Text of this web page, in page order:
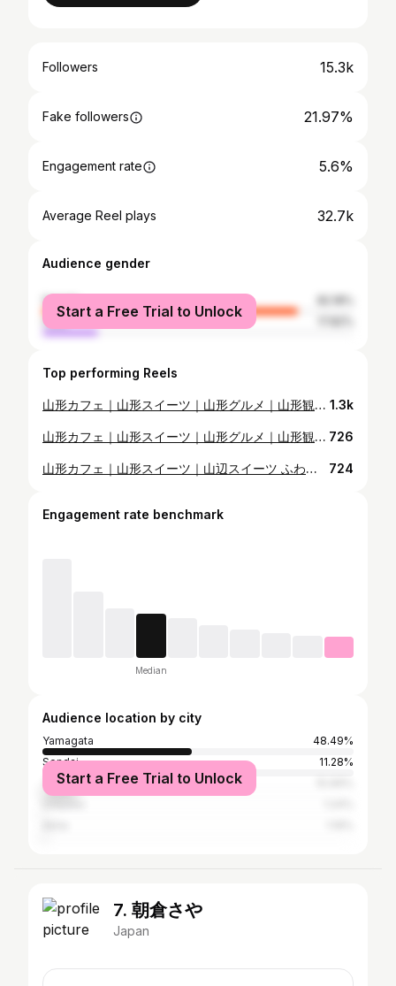
Followers 15.3k
Fake followers 21.97%
Engagement rate 5.6%
Average Reel plays 32.7k
Audience gender
female
male
Start a Free Trial to Unlock
Top performing Reels
山形カフェ｜山形スイーツ｜山形グルメ｜山形観光 【保存版】山形県で4月に食べた、おすすめスイーツ14選 今回は4月に食べた絶品スイーツを厳選してご紹介。 今月は春と夏、両方の顔を持つスイーツに沢山出会えた1ヶ月でした。 今回ご紹介する14選はこちら👇 🏔️ 絶景を楽しむリゾートカフェ（山形市） 🍓 果実味溢れるパティスリーのアイス（河北町） 🍩 夜限定の焼きドーナツ専門店（寒河江） 🥐 超絶品の映えクレープ（キッチンカー） ジャンル・エリア別に楽しめる、満足度高めの14選です。 こんな方は投稿を要チェック ✔︎ 週末のカフェ巡りに使いたい ✔︎ 山形のスイーツ巡りを計画している あとで使えるよう【保存】がおすすめです 「これは外せない！」 「気になったスイーツ」 ぜひコメントで教えてください。 ＿＿＿＿＿＿＿＿＿＿＿＿＿＿＿＿＿＿＿＿＿＿＿ 山形県内のカフェ・スイーツをご紹介。 気になるお店やご質問があればお気軽にご連絡下さい。 あとで見返せるよう【保存】しておくのがおすすめです。 #山形カフェ #山形スイーツ #山形グルメ #山形カフェ巡り 1.3k
山形カフェ｜山形スイーツ｜山形グルメ｜山形観光 【保存版】山形県で上半期に食べた、最強スイーツ9選 上半期170回のカフェ活から厳選。本当に感動したスイーツだけを9つ選びました。 1月〜6月、山形県内を食べ歩いた中で「これは外せない」と思ったスイーツを一挙ご紹介します。 今回ご紹介する9選はこちら👇 🌸完璧すぎる春プリン ☕山形で最高のコーヒーゼリー 🍓週末限定ざくじゅわクレープ 🍈果物満喫！贅沢かき氷 ☕緑茶×黒糖ティラミス 🍌パティスリーのぱりぱりクレープ 🍮究極のプリン 🍑完熟桃のタルト 🍨パティスリーの果実味アイス ジャンル別に楽しめる、満足度高めの9選です。 こんな方は投稿を要チェック ✔︎ 週末のカフェ巡りに使いたい ✔︎ 山形のスイーツ巡りを計画している あとで使えるよう【保存】がおすすめです 「これは外せない！」 「気になったスイーツ」 ぜひコメントで教えてください。 ＿＿＿＿＿＿＿＿＿＿＿＿＿＿＿＿＿＿＿＿＿＿＿ 山形県内のカフェ・スイーツをご紹介。 気になるお店やご質問があればお気軽にご連絡下さい。 あとで見返せるよう【保存】しておくのがおすすめです。 #山形カフェ #山形スイーツ #山形グルメ #山形カフェ巡り 726
山形カフェ｜山形スイーツ｜山辺スイーツ ふわふわが止まらない？シフォンケーキ専門店OPEN！ 4/25に山辺町で開店した『dot 米粉のシフォンケーキ』 厳選素材を使用した圧倒的なふわふわ感が魅力のシフォンケーキが楽しめるお店です。 5種類のカットシフォンと2種類の生クリームサンドをテイクアウトにて提供。米粉だからこそ味わえる特別な一口。一度食べたら病みつきになること間違い無しです！ こんな方におすすめ ✔︎ 山辺町で間違いないスイーツを食べたい ✔︎ ふわふわのシフォンケーキを探している ✔︎ お家で上質なスイーツを味わいたい ＿＿＿＿＿＿＿＿＿＿＿＿＿＿＿＿＿＿＿＿＿＿＿ 【dot 米粉シフォンのシフォンケーキ】 ◻︎営業時間｜11:00〜16:00 ◻︎営業日｜火, 木, 土 ◻︎所在地｜山形県東村山郡山辺町山辺4541-10 ◻︎駐車場｜有 ⚠︎来店前に要チェック！ 現在、おひとり様(1世帯)あたりカットシフォン5つ、シフォンサンド2つまでの購入制限がございます。 今回注文したのは‥ ☑︎ シフォンケーキ ¥270~330 ☑︎ 生クリームサンド ¥370~430 ☟お店のアカウント @dot.chiffoncake2025 ＿＿＿＿＿＿＿＿＿＿＿＿＿＿＿＿＿＿＿＿＿＿＿ 山形県内のカフェ・スイーツをご紹介。 気になるお店やご質問があればお気軽にご連絡下さい。 あとで見返せるよう【保存】しておくのがおすすめです。 #山辺スイーツ #山辺カフェ #山形カフェ #山形グルメ #山形スイーツ 724
Engagement rate benchmark
Median
Audience location by city
Yamagata
48.49%
Sendai
11.28%
Tokyo
Start a Free Trial to Unlock
7. 朝倉さや
Japan